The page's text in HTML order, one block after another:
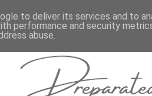
to deliver its services and to
performance and security
abuse.